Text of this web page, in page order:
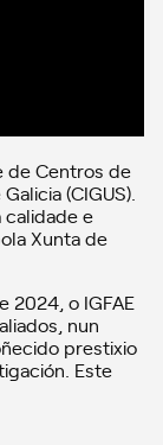
de Centros de
(CIGUS).
calidade e
Xunta de
2024, o IGFAE
nun
prestixio
Este